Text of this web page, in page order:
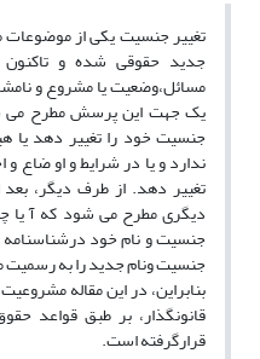
تغییر جنسیت یکی از
جدید حقوقی شده و
مسائل،وضعیت یا مشروع و
یک جهت این پرسش مطرح می
جنسیت خود را تغییر دهد
ندارد و یا در شرایط و او
تغییر دهد. از طرف دیگر،
دیگری مطرح می شود که آ یا
جنسیت و نام خود درشناسنامه
جنسیت ونام جدید را به
بنابراین، در این مقاله
قانونگذار، بر طبق قواعد
قرارگرفته است.